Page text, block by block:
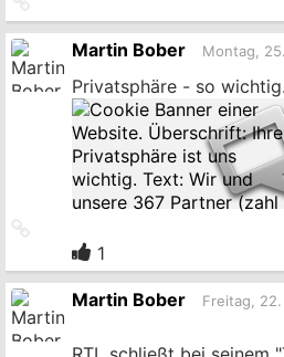
zum
Originalbeitrag
Martin Bober Montag,
Privatsphäre - so wichtig.
Originalbeitrag
1
Martin Bober Freitag,